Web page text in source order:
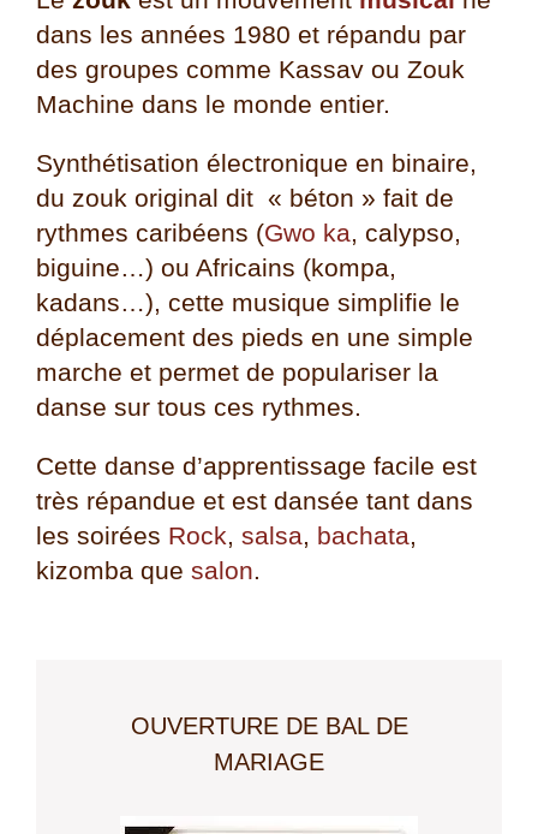
dans les années 1980 et répandu par
des groupes comme Kassav ou Zouk
Machine dans le monde entier.
Synthétisation électronique en binaire,
du zouk original dit « béton » fait de
rythmes caribéens (Gwo ka, calypso,
biguine…) ou Africains (kompa,
kadans…), cette musique simplifie le
déplacement des pieds en une simple
marche et permet de populariser la
danse sur tous ces rythmes.
Cette danse d’apprentissage facile est
très répandue et est dansée tant dans
les soirées Rock, salsa, bachata,
kizomba que salon.
OUVERTURE DE BAL DE
MARIAGE